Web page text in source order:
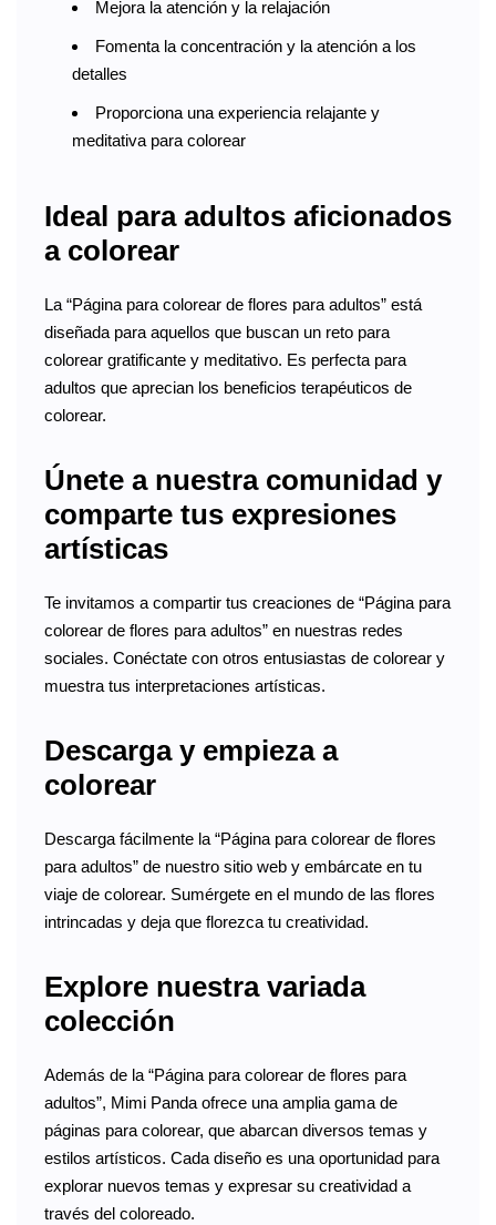
Mejora la atención y la relajación
Fomenta la concentración y la atención a los
detalles
Proporciona una experiencia relajante y
meditativa para colorear
Ideal para adultos aficionados
a colorear
La “Página para colorear de flores para adultos” está
diseñada para aquellos que buscan un reto para
colorear gratificante y meditativo. Es perfecta para
adultos que aprecian los beneficios terapéuticos de
colorear.
Únete a nuestra comunidad y
comparte tus expresiones
artísticas
Te invitamos a compartir tus creaciones de “Página para
colorear de flores para adultos” en nuestras redes
sociales. Conéctate con otros entusiastas de colorear y
muestra tus interpretaciones artísticas.
Descarga y empieza a
colorear
Descarga fácilmente la “Página para colorear de flores
para adultos” de nuestro sitio web y embárcate en tu
viaje de colorear. Sumérgete en el mundo de las flores
intrincadas y deja que florezca tu creatividad.
Explore nuestra variada
colección
Además de la “Página para colorear de flores para
adultos”, Mimi Panda ofrece una amplia gama de
páginas para colorear, que abarcan diversos temas y
estilos artísticos. Cada diseño es una oportunidad para
explorar nuevos temas y expresar su creatividad a
través del coloreado.